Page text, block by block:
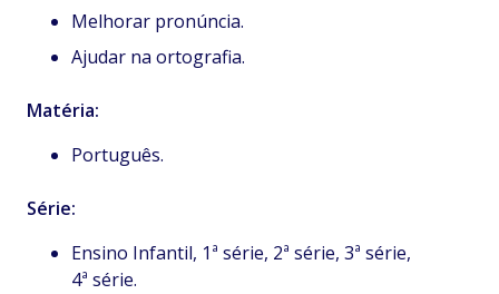
Melhorar pronúncia.
Ajudar na ortografia.
Matéria:
Português.
Série:
Ensino Infantil, 1ª série, 2ª série, 3ª série,
4ª série.